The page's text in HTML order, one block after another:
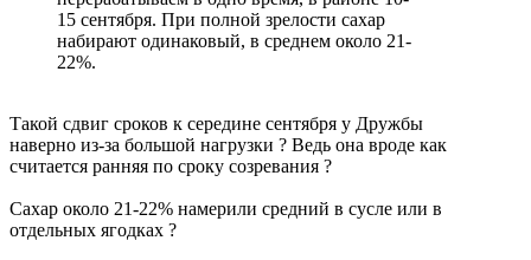
15 сентября. При полной зрелости сахар
набирают одинаковый, в среднем около 21-
22%.
Такой сдвиг сроков к середине сентября у Дружбы
наверно из-за большой нагрузки ? Ведь она вроде как
считается ранняя по сроку созревания ?
Сахар около 21-22% намерили средний в сусле или в
отдельных ягодках ?